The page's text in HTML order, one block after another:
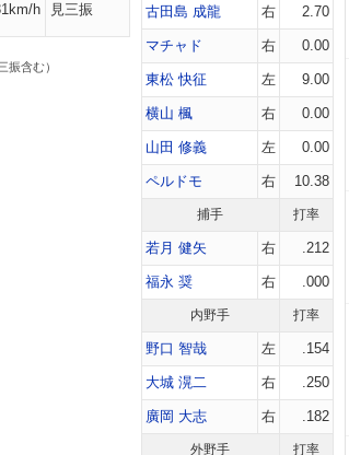
h 見三振
振含む）
古田島 成龍 右 2.70
マチャド 右 0.00
東松 快征 左 9.00
横山 楓 右 0.00
山田 修義 左 0.00
ペルドモ 右 10.38
捕手 打率
若月 健矢 右 .212
福永 奨 右 .000
内野手 打率
野口 智哉 左 .154
大城 滉二 右 .250
廣岡 大志 右 .182
外野手 打率